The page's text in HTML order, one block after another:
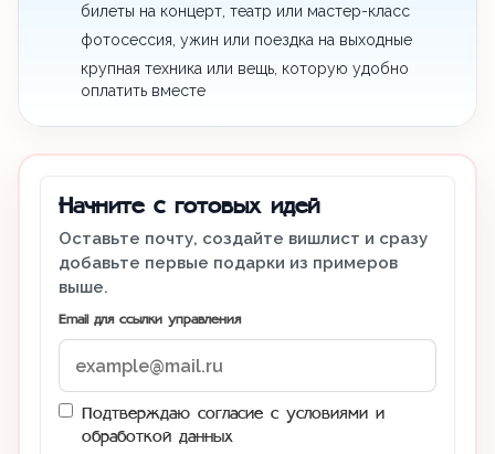
билеты на концерт, театр или мастер-класс
фотосессия, ужин или поездка на выходные
крупная техника или вещь, которую удобно
оплатить вместе
Начните с готовых идей
Оставьте почту, создайте вишлист и сразу
добавьте первые подарки из примеров
выше.
Email для ссылки управления
Подтверждаю согласие с условиями и
обработкой данных